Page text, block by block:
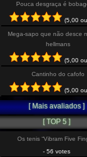
Pouca desgraça é
(5,00
Mega-sapo que não desce
hellmans
(5,00
Cantinho do cafofo
(5,00
[ Mais avaliados ]
[ TOP 5 ]
Os tenis “Vibram Five
- 56 votes